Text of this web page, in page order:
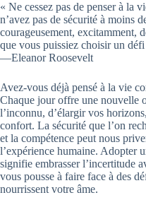
« Ne cessez pas de penser à la
n’avez pas de sécurité à moins
courageusement, excitamment,
que vous puissiez choisir un
―Eleanor Roosevelt
Avez-vous déjà pensé à la vie
Chaque jour offre une nouvelle
l’inconnu, d’élargir vos
confort. La sécurité que l’on
et la compétence peut nous
l’expérience humaine. Adopter
signifie embrasser l’incertitude
vous pousse à faire face à des
nourrissent votre âme.